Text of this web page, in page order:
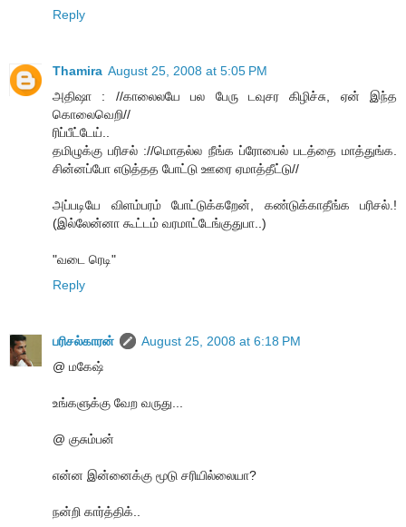
Reply
Thamira August 25, 2008 at 5:05 PM
அதிஷா : //காலைலயே பல பேரு டவுசர கிழிச்சு, ஏன் இந்த
கொலைவெறி//
ரிப்பீட்டேய்..
தமிழுக்கு பரிசல் ://மொதல்ல நீங்க ப்ரோபைல் படத்தை மாத்துங்க.
சின்னப்போ எடுத்தத போட்டு ஊரை ஏமாத்தீட்டு//
அப்படியே விளம்பரம் போட்டுக்கறேன், கண்டுக்காதீங்க பரிசல்.!
(இல்லேன்னா கூட்டம் வரமாட்டேங்குதுபா..)
"வடை ரெடி"
Reply
பரிசல்காரன்
August 25, 2008 at 6:18 PM
@ மகேஷ்
உங்களுக்கு வேற வருது...
@ குசும்பன்
என்ன இன்னைக்கு மூடு சரியில்லையா?
நன்றி கார்த்திக்..